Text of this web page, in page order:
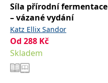
Síla přírodní fermentace
– vázané vydání
Katz Ellix Sandor
Od 288 Kč
Skladem